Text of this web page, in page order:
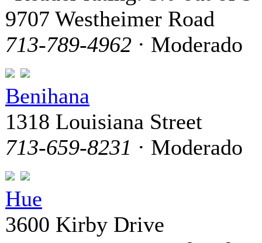
9707 Westheimer Road
713-789-4962 · Moderado
Benihana
1318 Louisiana Street
713-659-8231 · Moderado
Hue
3600 Kirby Drive